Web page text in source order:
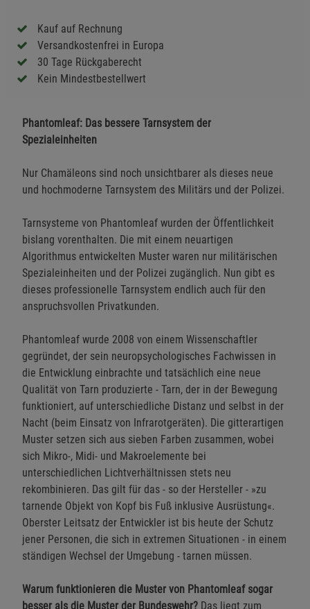
Kauf auf Rechnung
Versandkostenfrei in Europa
30 Tage Rückgaberecht
Kein Mindestbestellwert
Phantomleaf: Das bessere Tarnsystem der
Spezialeinheiten
Nur Chamäleons sind noch unsichtbarer als dieses neue
und hochmoderne Tarnsystem des Militärs und der Polizei.
Tarnsysteme von Phantomleaf wurden der Öffentlichkeit
bislang vorenthalten. Die mit einem neuartigen
Algorithmus entwickelten Muster waren nur militärischen
Spezialeinheiten und der Polizei zugänglich. Nun gibt es
dieses professionelle Tarnsystem endlich auch für den
anspruchsvollen Privatkunden.
Phantomleaf wurde 2008 von einem Wissenschaftler
gegründet, der sein neuropsychologisches Fachwissen in
die Entwicklung einbrachte und tatsächlich eine neue
Qualität von Tarn produzierte - Tarn, der in der Bewegung
funktioniert, auf unterschiedliche Distanz und selbst in der
Nacht (beim Einsatz von Infrarotgeräten). Die gitterartigen
Muster setzen sich aus sieben Farben zusammen, wobei
sich Mikro-, Midi- und Makroelemente bei
unterschiedlichen Lichtverhältnissen stets neu
rekombinieren. Das gilt für das - so der Hersteller - »zu
tarnende Objekt von Kopf bis Fuß inklusive Ausrüstung«.
Oberster Leitsatz der Entwickler ist bis heute der Schutz
jener Personen, die sich in extremen Situationen - in einem
ständigen Wechsel der Umgebung - tarnen müssen.
Warum funktionieren die Muster von Phantomleaf sogar
besser als die Muster der Bundeswehr? Das liegt zum